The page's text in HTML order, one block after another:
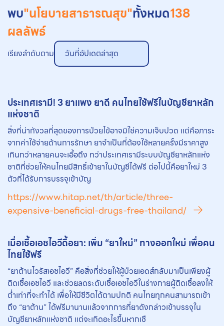
พบ"นโยบายสาธารณสุข"ทั้งหมด138
ผลลัพธ์
เรียงลำดับตาม วันที่อัปเดตล่าสุด
ประเทศเรามี! 3 ยาแพง ยาดี คนไทยใช้ฟรีในบัญชียาหลัก
แห่งชาติ
สิ่งที่น่ากังวลที่สุดของการป่วยไข้อาจมิใช่ความเจ็บปวด แต่คือภาระ
จากค่าใช้จ่ายด้านการรักษา ยาจำเป็นที่ต้องใช้หลายครั้งมีราคาสูง
เกินกว่าหลายคนจะเอื้อถึง ทว่าประเทศเรามีระบบบัญชียาหลักแห่ง
ชาติที่ช่วยให้คนไทยมีสิทธิ์เข้ายาในบัญชีได้ฟรี ต่อไปนี้คือยาใหม่ 3
ตัวที่ได้รับการบรรจุเข้าบัญ
https://www.hitap.net/th/article/three-
expensive-beneficial-drugs-free-thailand/
เมื่อเชื้อเอชไอวีดื้อยา: เพิ่ม “ยาใหม่” ทางออกใหม่ เพื่อคน
ไทยใช้ฟรี
“ยาต้านไวรัสเอชไอวี” คือสิ่งที่ช่วยให้ผู้ป่วยเอดส์กลับมาเป็นเพียงผู้
ติดเชื้อเอชไอวี และช่วยลดระดับเชื้อเอชไอวีในร่างกายผู้ติดเชื้อลงให้
ต่ำเท่าที่จะทำได้ เพื่อให้มีชีวิตได้ตามปกติ คนไทยทุกคนสามารถเข้า
ถึง “ยาต้าน” ได้ฟรีมานานแล้วจากการที่ยาดังกล่าวเข้าบรรจุใน
บัญชียาหลักแห่งชาติ แต่จะเกิดอะไรขึ้นหากเชื